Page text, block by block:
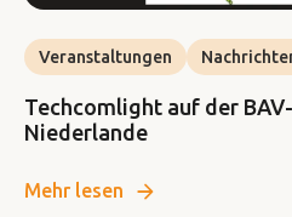
Veranstaltungen
Techcomlight auf der
Niederlande
Mehr lesen